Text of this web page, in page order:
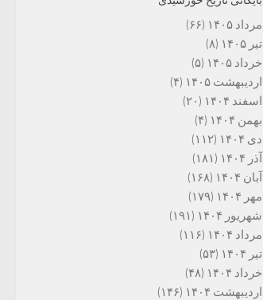
مرداد ۱۴۰۵
(۶۶)
تیر ۱۴۰۵
(۸)
خرداد ۱۴۰۵
(۵)
اردیبهشت ۱۴۰۵
(۴)
اسفند ۱۴۰۴
(۲۰)
بهمن ۱۴۰۴
(۴)
دی ۱۴۰۴
(۱۱۲)
آذر ۱۴۰۴
(۱۸۱)
آبان ۱۴۰۴
(۱۶۸)
مهر ۱۴۰۴
(۱۷۹)
شهریور ۱۴۰۴
(۱۹۱)
مرداد ۱۴۰۴
(۱۱۶)
تیر ۱۴۰۴
(۵۳)
خرداد ۱۴۰۴
(۴۸)
اردیبهشت ۱۴۰۴
(۱۴۶)